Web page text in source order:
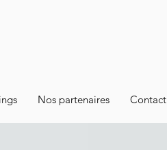
Nos partenaires Contact